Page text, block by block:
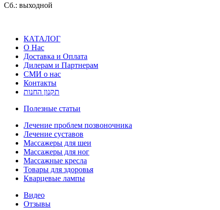
Сб.: выходной
КАТАЛОГ
О Нас
Доставка и Оплата
Дилерам и Партнерам
СМИ о нас
Контакты
תקנון החנות
Полезные статьи
Лечение проблем позвоночника
Лечение суставов
Массажеры для шеи
Массажеры для ног
Массажные кресла
Товары для здоровья
Кварцевые лампы
Видео
Отзывы